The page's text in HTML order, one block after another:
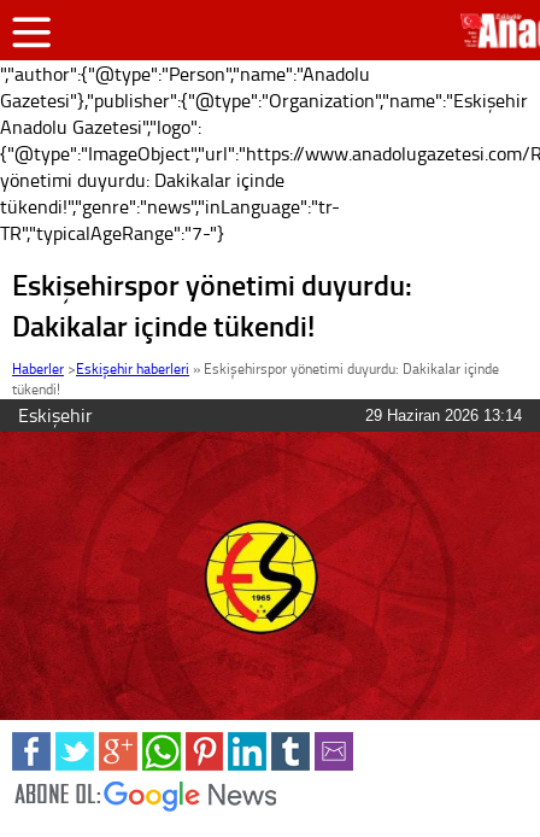
","author":{"@type":"Person","name":"Anadolu
Gazetesi"},"publisher":{"@type":"Organization","name":"Eskişehir
Anadolu Gazetesi","logo":
{"@type":"ImageObject","url":"https://
yönetimi duyurdu: Dakikalar içinde
tükendi!","genre":"news","inLanguage":"tr-
TR","typicalAgeRange":"7-"}
Eskişehirspor yönetimi duyurdu:
Dakikalar içinde tükendi!
Haberler >Eskişehir haberleri » Eskişehirspor yönetimi duyurdu: Dakikalar içinde
tükendi!
Eskişehir 29 Haziran 2026 13:14